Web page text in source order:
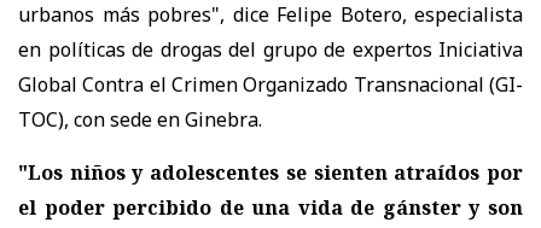
urbanos más pobres", dice Felipe Botero, especialista
en políticas de drogas del grupo de expertos Iniciativa
Global Contra el Crimen Organizado Transnacional (GI-
TOC), con sede en Ginebra.
"Los niños y adolescentes se sienten atraídos por
el poder percibido de una vida de gánster y son